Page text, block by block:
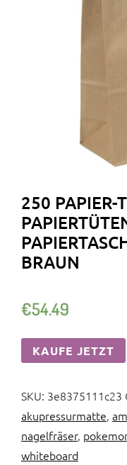
250 PAPIER-
BRAUN
€54.49
KAUFE JETZT
SKU: 3e8375111c23
akupressurmatte,
nagelfräser,
whiteboard